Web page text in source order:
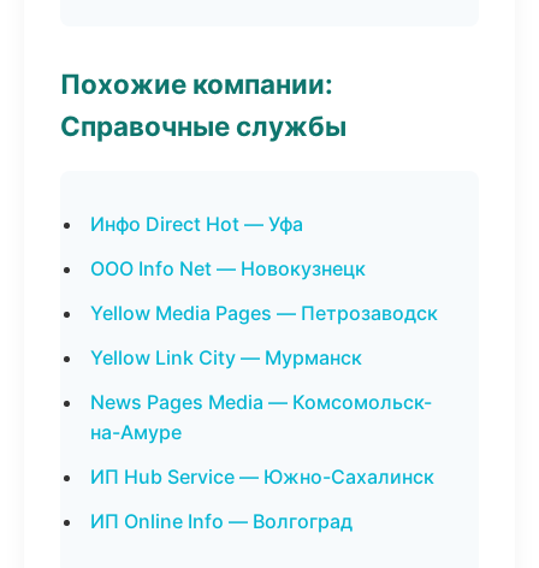
Похожие компании:
Справочные службы
Инфо Direct Hot — Уфа
ООО Info Net — Новокузнецк
Yellow Media Pages — Петрозаводск
Yellow Link City — Мурманск
News Pages Media — Комсомольск-
на-Амуре
ИП Hub Service — Южно-Сахалинск
ИП Online Info — Волгоград